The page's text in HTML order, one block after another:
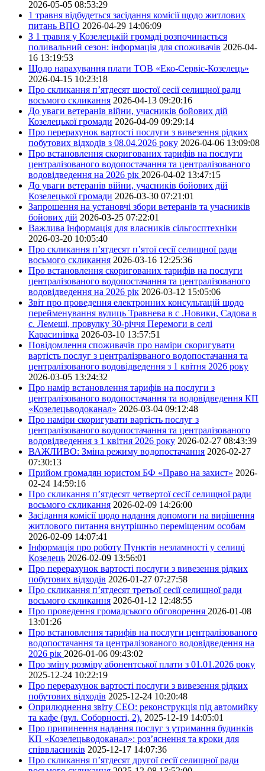
2026-05-05 08:53:29
1 травня відбудеться засідання комісії щодо житлових
питань ВПО 2026-04-29 14:06:09
З 1 травня у Козелецькій громаді розпочинається
поливальний сезон: інформація для споживачів 2026-04-
16 13:19:53
Щодо нарахування плати ТОВ «Еко-Сервіс-Козелець»
2026-04-15 10:23:18
Про скликання п’ятдесят шостої сесії селищної ради
восьмого скликання 2026-04-13 09:20:16
До уваги ветеранів війни, учасників бойових дій
Козелецької громади 2026-04-09 09:29:14
Про перерахунок вартості послуги з вивезення рідких
побутових відходів з 08.04.2026 року 2026-04-06 13:09:08
Про встановлення скоригованих тарифів на послуги
централізованого водопостачання та централізованого
водовідведення на 2026 рік 2026-04-02 13:47:15
До уваги ветеранів війни, учасників бойових дій
Козелецької громади 2026-03-30 07:21:01
Запрошення на установчі збори ветеранів та учасників
бойових дій 2026-03-25 07:22:01
Важлива інформація для власників сільгосптехніки
2026-03-20 10:05:40
Про скликання п’ятдесят п’ятої сесії селищної ради
восьмого скликання 2026-03-16 12:25:36
Про встановлення скоригованих тарифів на послуги
централізованого водопостачання та централізованого
водовідведення на 2026 рік 2026-03-12 15:05:06
Звіт про проведення електронних консультацій щодо
перейменування вулиць Травнева в с .Новики, Садова в
с. Лемеші, провулку 30-річчя Перемоги в селі
Карасинівка 2026-03-10 13:57:51
Повідомлення споживачів про наміри скоригувати
вартість послуг з централізрваного водопостачання та
централізованого водовідведення з 1 квітня 2026 року
2026-03-05 13:24:32
Про намір встановлення тарифів на послуги з
централізованого водопостачання та водовідведення КП
«Козелецьводоканал» 2026-03-04 09:12:48
Про наміри скоригувати вартість послуг з
централізованого водопостачання та централізованого
водовідведення з 1 квітня 2026 року 2026-02-27 08:43:39
ВАЖЛИВО: Зміна режиму водопостачання 2026-02-27
07:30:13
Прийом громадян юристом БФ «Право на захист» 2026-
02-24 14:59:16
Про скликання п’ятдесят четвертої сесії селищної ради
восьмого скликання 2026-02-09 14:26:00
Засідання комісії щодо надання допомоги на вирішення
житлового питання внутрішньо переміщеним особам
2026-02-09 14:07:41
Інформація про роботу Пунктів незламності у селищі
Козелець 2026-02-09 13:56:01
Про перерахунок вартості послуги з вивезення рідких
побутових відходів 2026-01-27 07:27:58
Про скликання п’ятдесят третьої сесії селищної ради
восьмого скликання 2026-01-12 12:48:55
Про проведення громадського обговорення 2026-01-08
13:01:26
Про встановлення тарифів на послуги централізованого
водопостачання та централізованого водовідведення на
2026 рік 2026-01-06 09:43:02
Про зміну розміру абонентської плати з 01.01.2026 року
2025-12-24 10:22:19
Про перерахунок вартості послуги з вивезення рідких
побутових відходів 2025-12-24 10:20:48
Оприлюднення звіту СЕО: реконструкція під автомийку
та кафе (вул. Соборності, 2). 2025-12-19 14:05:01
Про припинення надання послуг з утримання будинків
КП «Козелецьводоканал»: роз’яснення та кроки для
співвласників 2025-12-17 14:07:36
Про скликання п’ятдесят другої сесії селищної ради